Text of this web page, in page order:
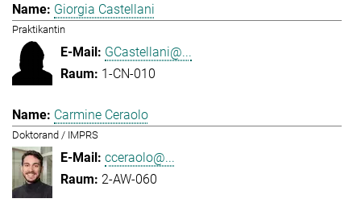
Giorgia Castellani
Praktikantin
GCastellani@...
1-CN-010
Carmine Ceraolo
Doktorand / IMPRS
cceraolo@...
2-AW-060